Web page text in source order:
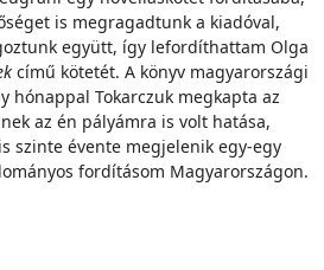
is megragadtunk a kiadóval,
együtt, így lefordíthattam Olga
című kötetét. A könyv magyarországi
hónappal Tokarczuk megkapta az
az én pályámra is volt hatása,
szinte évente megjelenik egy-egy
fordításom Magyarországon.